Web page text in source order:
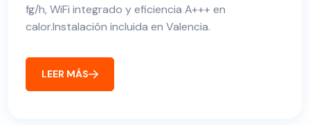
fg/h, WiFi integrado y eficiencia A+++ en
calor.Instalación incluida en Valencia.
LEER MÁS